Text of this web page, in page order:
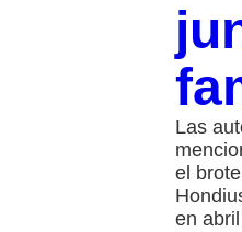
Las
el
en abril